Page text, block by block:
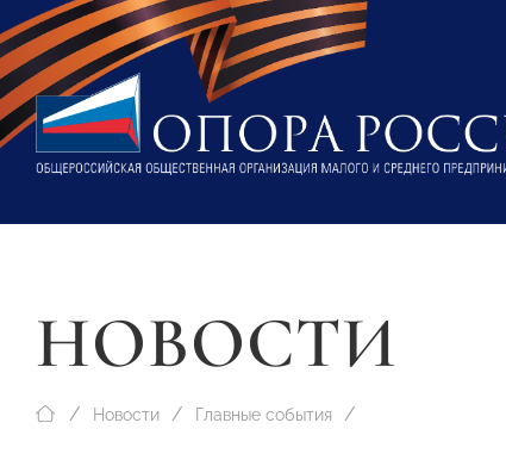
НОВОСТИ
Новости Главные события